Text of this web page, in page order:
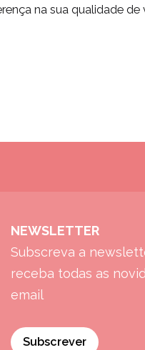
na sua qualidade de
NEWSLETTER
Subscreva a
receba todas as
email
Subscrever